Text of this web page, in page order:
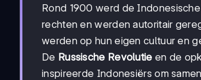
Rond 1900 werd de
rechten en werden autoritair
werden op hun eigen cultuur en
De Russische Revolutie en de
inspireerde Indonesiërs om